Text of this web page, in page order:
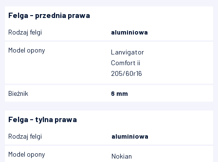
Felga - przednia prawa
Rodzaj felgi aluminiowa
Model opony
Lanvigator
Comfort ii
205/60r16
Bieżnik 6 mm
Felga - tylna prawa
Rodzaj felgi aluminiowa
Model opony
Nokian